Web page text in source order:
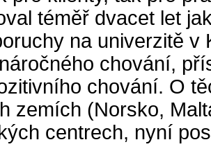
téměř dvacet let
na univerzitě v
chování,
chování. O
zemích (Norsko,
centrech, nyní